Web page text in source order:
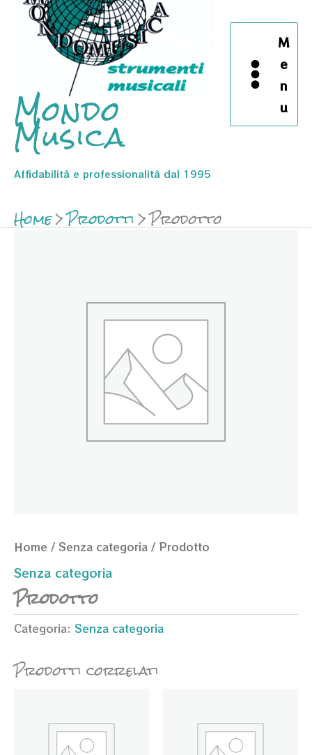
Mondo
Musica
Affidabilità e professionalità dal 1995
M
e
n
u
Home Prodotti Prodotto
Home / Senza categoria / Prodotto
Senza categoria
Prodotto
Categoria: Senza categoria
Prodotti correlati